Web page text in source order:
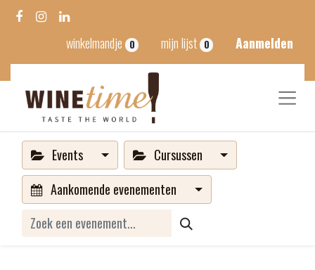
winkelmandje 0 mijn lijst 0 Aanmelden
Events
Cursussen
Aankomende evenementen